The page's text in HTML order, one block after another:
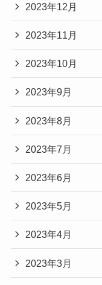
2023年12月
2023年11月
2023年10月
2023年9月
2023年8月
2023年7月
2023年6月
2023年5月
2023年4月
2023年3月